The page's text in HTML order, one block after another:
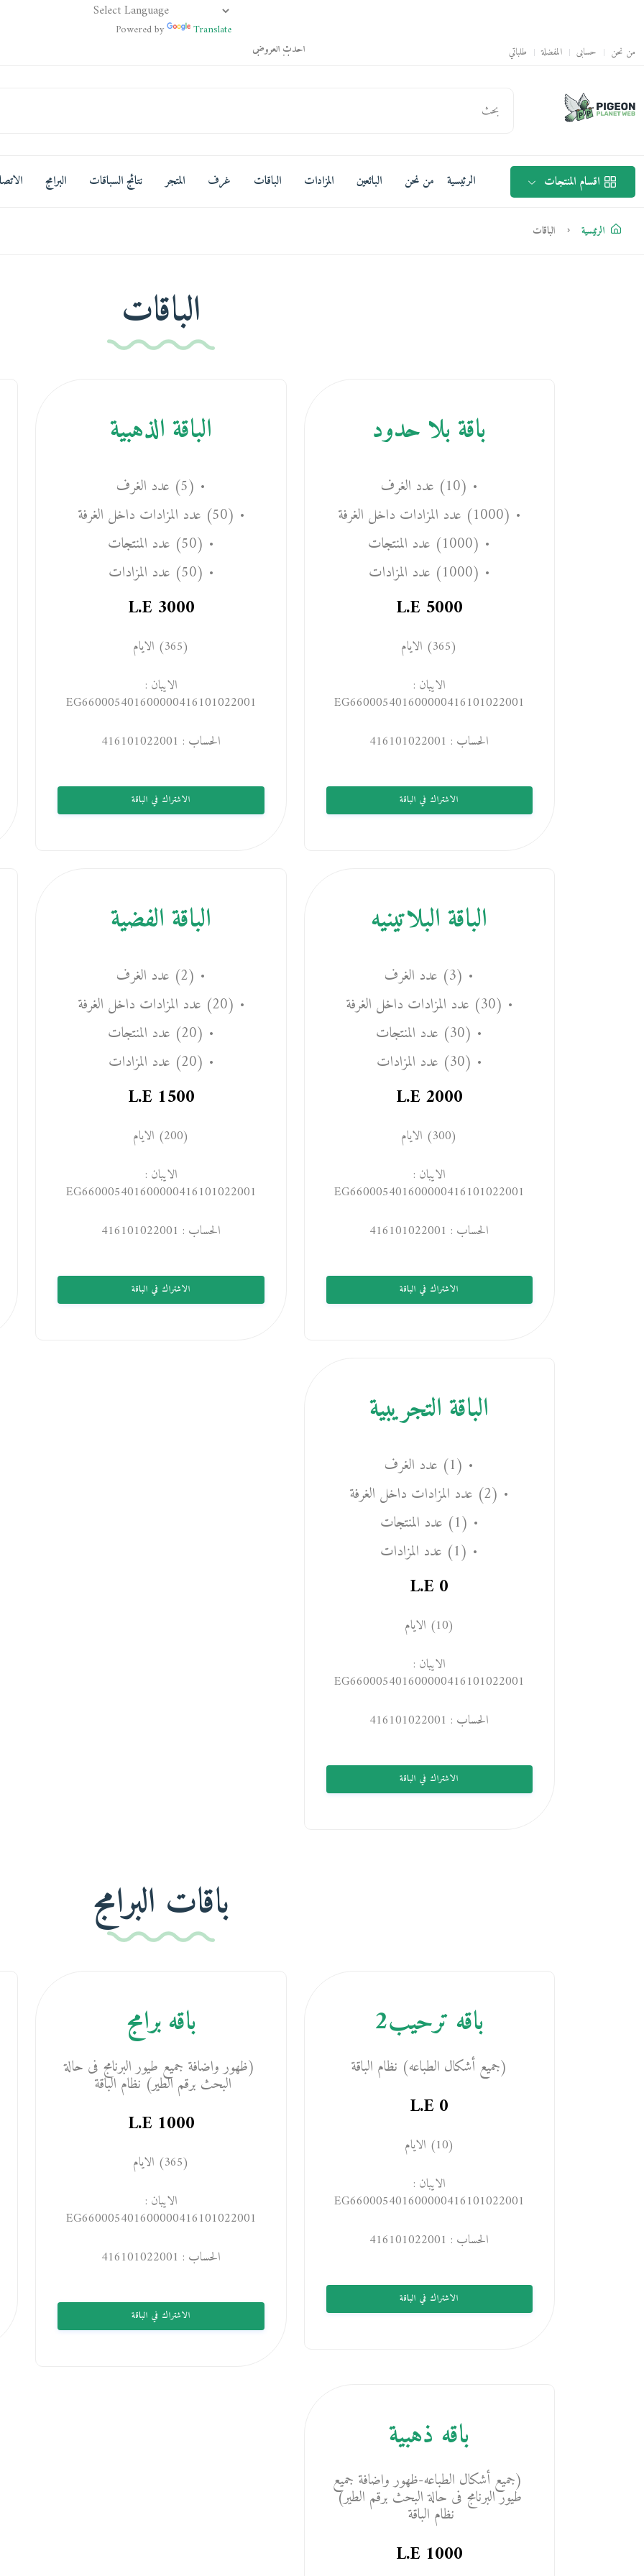
Powered by Translate
من نحن حسابى المفضلة طلباتي احذث العروض
مضاف حديثاً
اقسام المنتجات الرئيسية من نحن البائعين المزادات الباقات غرف المتجر نتائج السباقات البرامج
الرئيسية الباقات
الباقات
باقة بلا حدود
• (10) عدد الغرف
• (1000) عدد المزادات داخل الغرفة
• (1000) عدد المنتجات
• (1000) عدد المزادات
L.E5000
(365) الايام
الايبان :
EG660005401600000416101022001
الحساب : 416101022001
الاشتراك في الباقة
الباقة الذهبية
• (5) عدد الغرف
• (50) عدد المزادات داخل الغرفة
• (50) عدد المنتجات
• (50) عدد المزادات
L.E3000
(365) الايام
الايبان :
EG660005401600000416101022001
الحساب : 416101022001
الاشتراك في الباقة
الباقة البلاتينيه
• (3) عدد الغرف
• (30) عدد المزادات داخل الغرفة
• (30) عدد المنتجات
• (30) عدد المزادات
L.E2000
(300) الايام
الايبان :
EG660005401600000416101022001
الحساب : 416101022001
الاشتراك في الباقة
الباقة الفضية
• (2) عدد الغرف
• (20) عدد المزادات داخل الغرفة
• (20) عدد المنتجات
• (20) عدد المزادات
L.E1500
(200) الايام
الايبان :
EG660005401600000416101022001
الحساب : 416101022001
الاشتراك في الباقة
الباقة التجريبية
• (1) عدد الغرف
• (2) عدد المزادات داخل الغرفة
• (1) عدد المنتجات
• (1) عدد المزادات
L.E0
(10) الايام
الايبان :
EG660005401600000416101022001
الحساب : 416101022001
الاشتراك في الباقة
باقات البرامج
باقه ترحيب2
(جميع أشكال الطباعه) نظام الباقة
L.E0
(10) الايام
الايبان :
EG660005401600000416101022001
الحساب : 416101022001
الاشتراك في الباقة
باقه برامج
(ظهور واضافة جميع طيور البرنامج فى حالة
البحث برقم الطير) نظام الباقة
L.E1000
(365) الايام
الايبان :
EG660005401600000416101022001
الحساب : 416101022001
الاشتراك في الباقة
باقه ذهبية
(جميع أشكال الطباعه-ظهور واضافة جميع
طيور البرنامج فى حالة البحث برقم الطير)
نظام الباقة
L.E1000